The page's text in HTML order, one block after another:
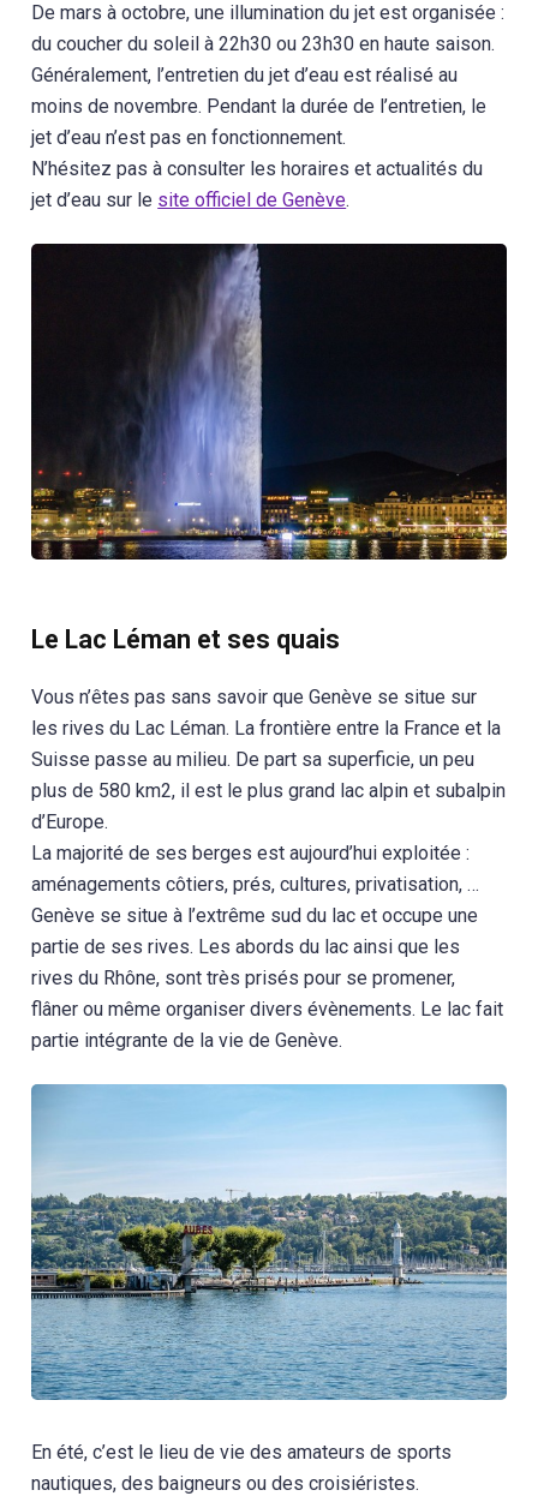
De mars à octobre, une illumination du jet est organisée :
du coucher du soleil à 22h30 ou 23h30 en haute saison.
Généralement, l’entretien du jet d’eau est réalisé au
moins de novembre. Pendant la durée de l’entretien, le
jet d’eau n’est pas en fonctionnement.
N’hésitez pas à consulter les horaires et actualités du
jet d’eau sur le site officiel de Genève.
Le Lac Léman et ses quais
Vous n’êtes pas sans savoir que Genève se situe sur
les rives du Lac Léman. La frontière entre la France et la
Suisse passe au milieu. De part sa superficie, un peu
plus de 580 km2, il est le plus grand lac alpin et subalpin
d’Europe.
La majorité de ses berges est aujourd’hui exploitée :
aménagements côtiers, prés, cultures, privatisation, …
Genève se situe à l’extrême sud du lac et occupe une
partie de ses rives. Les abords du lac ainsi que les
rives du Rhône, sont très prisés pour se promener,
flâner ou même organiser divers évènements. Le lac fait
partie intégrante de la vie de Genève.
En été, c’est le lieu de vie des amateurs de sports
nautiques, des baigneurs ou des croisiéristes.